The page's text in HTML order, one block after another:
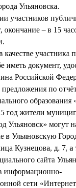
Ульяновска.
участников
окончание – в 15
качестве участника
иметь документ,
Российской
по
образования
год жители
Ульяновск» могут
в Ульяновскую
Кузнецова, д. 7, а
сайта
информационно-
сети